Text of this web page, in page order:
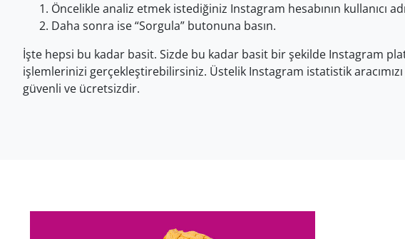
Öncelikle analiz etmek istediğiniz Instagram hesabının kullanıcı
Daha sonra ise “Sorgula” butonuna basın.
İşte hepsi bu kadar basit. Sizde bu kadar basit bir şekilde Instagram
işlemlerinizi gerçekleştirebilirsiniz. Üstelik Instagram istatistik
güvenli ve ücretsizdir.